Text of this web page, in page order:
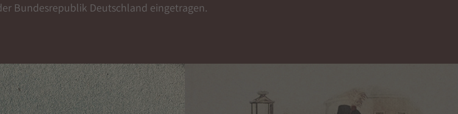
Bundesrepublik Deutschland eingetragen.